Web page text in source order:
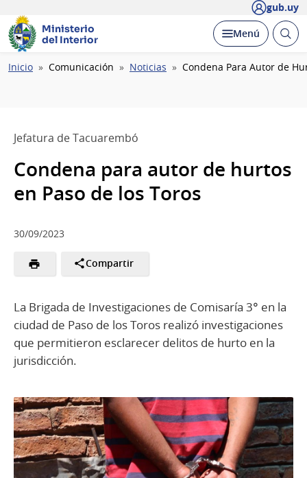
gub.uy
Ministerio
del Interior
Desplegar
Menú Abrir
Ruta
Inicio Comunicación Noticias Condena Para Autor de
Jefatura de Tacuarembó
Condena para autor de hurtos
en Paso de los Toros
30/09/2023
Compartir
La Brigada de Investigaciones de Comisaría 3° en la
ciudad de Paso de los Toros realizó investigaciones
que permitieron esclarecer delitos de hurto en la
jurisdicción.